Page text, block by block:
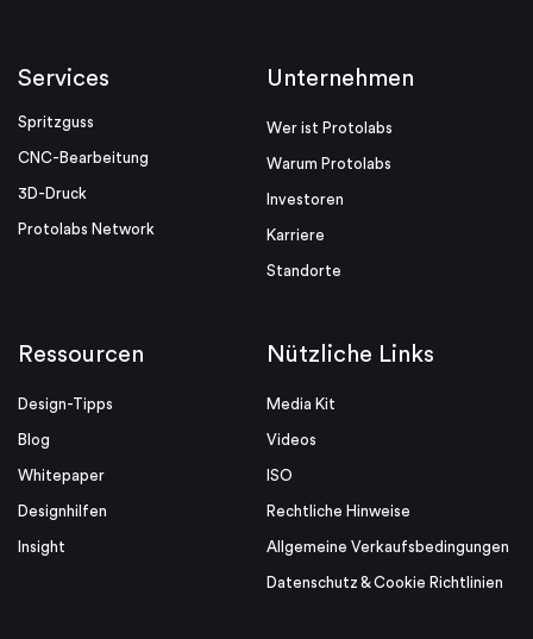
Services
Spritzguss
CNC-Bearbeitung
3D-Druck
Protolabs Network
Unternehmen
Wer ist Protolabs
Warum Protolabs
Investoren
Karriere
Standorte
Ressourcen
Design-Tipps
Blog
Whitepaper
Designhilfen
Insight
Nützliche Links
Media Kit
Videos
ISO
Rechtliche Hinweise
Allgemeine Verkaufsbedingungen
Datenschutz & Cookie Richtlinien